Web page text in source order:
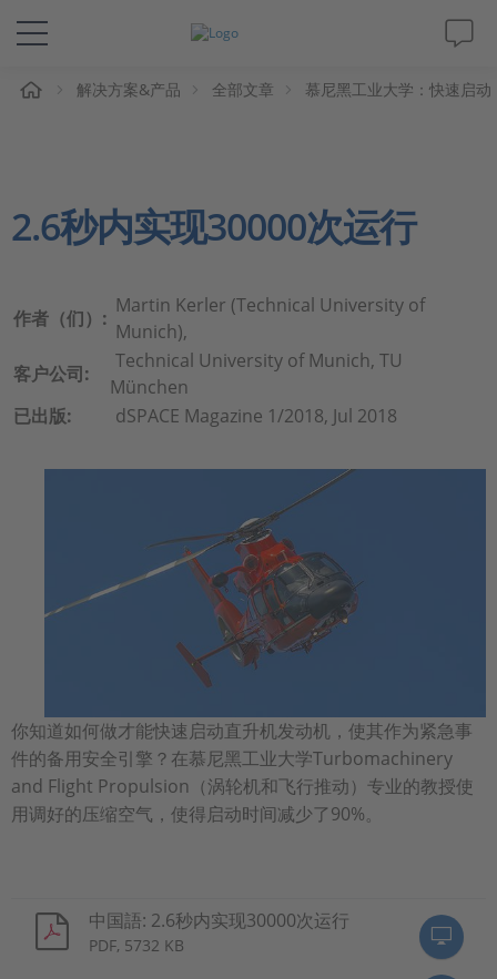
解决方案&产品
视频
人才招聘
解决方案&产品 全部文章 慕尼黑工业大学：快速启动
2.6秒内实现30000次运行
作者（们）:
Martin Kerler (Technical University of
Munich),
客户公司:
Technical University of Munich, TU
München
已出版:
dSPACE Magazine 1/2018, Jul 2018
你知道如何做才能快速启动直升机发动机，使其作为紧急事
件的备用安全引擎？在慕尼黑工业大学Turbomachinery
and Flight Propulsion（涡轮机和飞行推动）专业的教授使
用调好的压缩空气，使得启动时间减少了90%。
中国語: 2.6秒内实现30000次运行
PDF, 5732 KB